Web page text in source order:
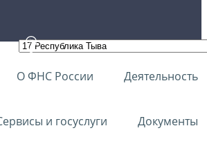
О ФНС России Деятельность
и госуслуги Документы